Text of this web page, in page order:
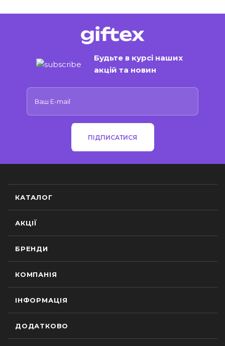
Будьте в курсі наших
акцій та новин
ПІДПИСАТИСЯ
КАТАЛОГ
АКЦІЇ
БРЕНДИ
КОМПАНІЯ
ІНФОРМАЦІЯ
ДОДАТКОВО